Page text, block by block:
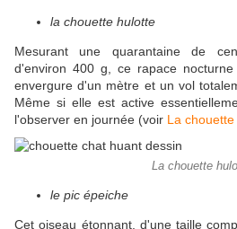
la chouette hulotte
Mesurant une quarantaine de
d'environ 400 g, ce rapace
envergure d'un mètre et un vol
Même si elle est active
l'observer en journée (voir La
La chouette
le pic épeiche
Cet oiseau étonnant, d'une taille